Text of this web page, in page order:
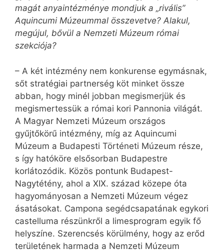
magát anyaintézménye mondjuk a „rivális”
Aquincumi Múzeummal összevetve? Alakul,
megújul, bővül a Nemzeti Múzeum római
szekciója?
– A két intézmény nem konkurense egymásnak,
sőt stratégiai partnerség köt minket össze
abban, hogy minél jobban megismerjük és
megismertessük a római kori Pannonia világát.
A Magyar Nemzeti Múzeum országos
gyűjtőkörű intézmény, míg az Aquincumi
Múzeum a Budapesti Történeti Múzeum része,
s így hatóköre elsősorban Budapestre
korlátozódik. Közös pontunk Budapest-
Nagytétény, ahol a XIX. század közepe óta
hagyományosan a Nemzeti Múzeum végez
ásatásokat. Campona segédcsapatának egykori
castelluma részünkről a limesprogram egyik fő
helyszíne. Szerencsés körülmény, hogy az erőd
területének harmada a Nemzeti Múzeum